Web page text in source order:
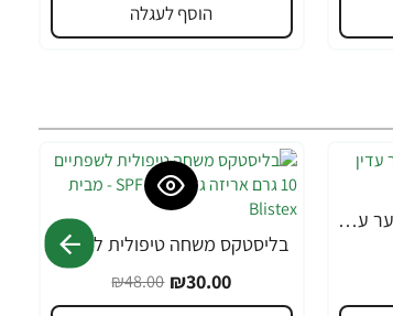
הוסף לעגלה
אורנה 19 קרם להסרת שיער עדין במיוחד 90 מ"ל
-38%
בליסטקס משחה טיפולית לשפתיים 10 גרם אריזה גדולה SPF 10 - מבית Blistex
₪30.00
₪48.00